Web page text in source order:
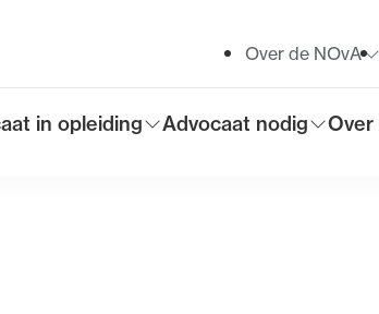
voor
in opleiding
Toon submenu voor
Advocaat nodig Over
Toon submenu
Over de NOvA